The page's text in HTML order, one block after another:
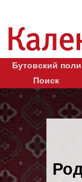
Бутовский
Поиск